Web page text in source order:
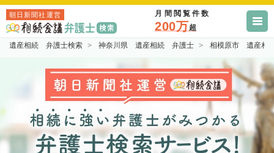
朝日新聞社運営 月間閲覧件数
200万超
遺産相続 弁護士検索 神奈川県 遺産相続 弁護士 相模原市 遺産相